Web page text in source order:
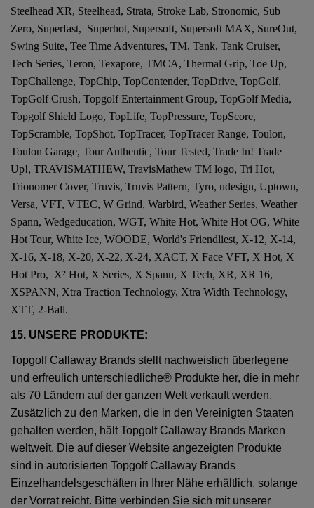
Steelhead XR, Steelhead, Strata, Stroke Lab, Stronomic, Sub
Zero, Superfast, Superhot, Supersoft, Supersoft MAX, SureOut,
Swing Suite, Tee Time Adventures, TM, Tank, Tank Cruiser,
Tech Series, Teron, Texapore, TMCA, Thermal Grip, Toe Up,
TopChallenge, TopChip, TopContender, TopDrive, TopGolf,
TopGolf Crush, Topgolf Entertainment Group, TopGolf Media,
Topgolf Shield Logo, TopLife, TopPressure, TopScore,
TopScramble, TopShot, TopTracer, TopTracer Range, Toulon,
Toulon Garage, Tour Authentic, Tour Tested, Trade In! Trade
Up!, TRAVISMATHEW, TravisMathew TM logo, Tri Hot,
Trionomer Cover, Truvis, Truvis Pattern, Tyro, udesign, Uptown,
Versa, VFT, VTEC, W Grind, Warbird, Weather Series, Weather
Spann, Wedgeducation, WGT, White Hot, White Hot OG, White
Hot Tour, White Ice, WOODE, World's Friendliest, X-12, X-14,
X-16, X-18, X-20, X-22, X-24, XACT, X Face VFT, X Hot, X
Hot Pro, X² Hot, X Series, X Spann, X Tech, XR, XR 16,
XSPANN, Xtra Traction Technology, Xtra Width Technology,
XTT, 2-Ball.
15. UNSERE PRODUKTE:
Topgolf Callaway Brands stellt nachweislich überlegene
und erfreulich unterschiedliche® Produkte her, die in mehr
als 70 Ländern auf der ganzen Welt verkauft werden.
Zusätzlich zu den Marken, die in den Vereinigten Staaten
gehalten werden, hält Topgolf Callaway Brands Marken
weltweit. Die auf dieser Website angezeigten Produkte
sind in autorisierten Topgolf Callaway Brands
Einzelhandelsgeschäften in Ihrer Nähe erhältlich, solange
der Vorrat reicht. Bitte verbinden Sie sich mit unserer